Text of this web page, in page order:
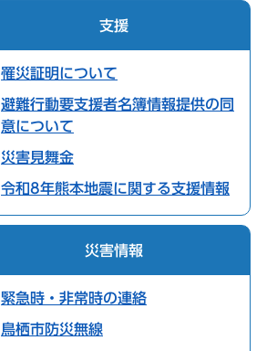
支援
罹災証明について
避難行動要支援者名簿情報提供の同
意について
災害見舞金
令和8年熊本地震に関する支援情報
災害情報
緊急時・非常時の連絡
鳥栖市防災無線